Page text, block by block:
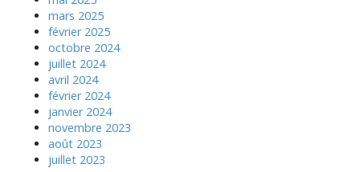
mars 2025
février 2025
octobre 2024
juillet 2024
avril 2024
février 2024
janvier 2024
novembre 2023
août 2023
juillet 2023